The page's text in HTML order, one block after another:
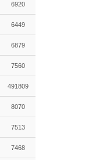
6920
6449
6879
7560
491809
8070
7513
7468